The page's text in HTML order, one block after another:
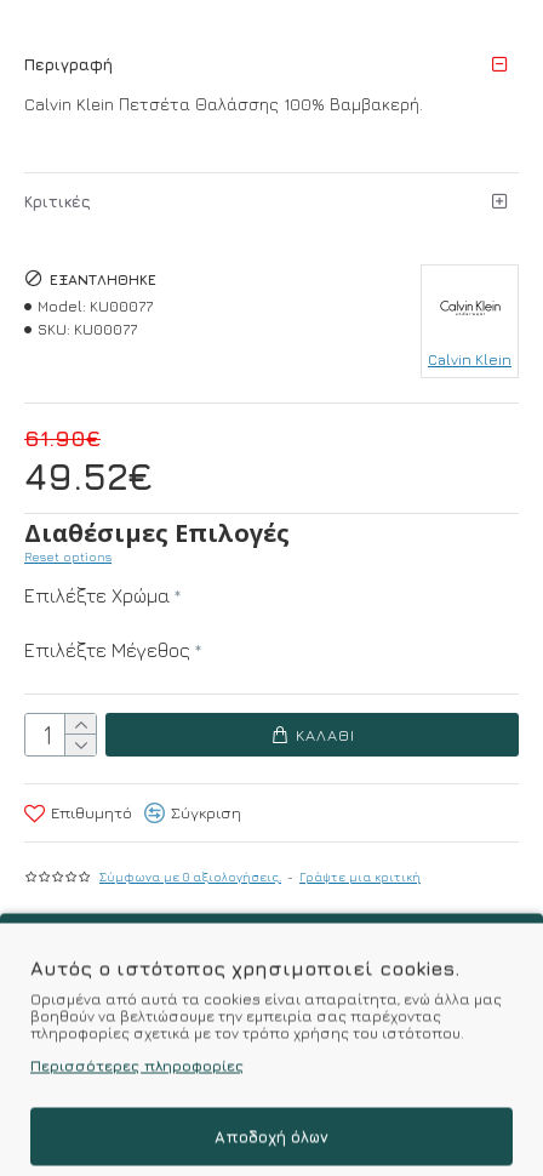
Περιγραφή
Calvin Klein Πετσέτα Θαλάσσης 100% Βαμβακερή.
Κριτικές
Σύμφωνα με 0 αξιολογήσεις. - Γράψτε μια κριτική
49.52€
61.90€
ΕΞΑΝΤΛΉΘΗΚΕ
Model: KU00077
SKU: KU00077
Calvin Klein
Διαθέσιμες Επιλογές
Reset options
Επιλέξτε Χρώμα
Επιλέξτε Μέγεθος
ΚΑΛΆΘΙ
Επιθυμητό Σύγκριση
Kalimeratzis Underwear : Προϊόντα Σχεδιασμένα για
Εσάς & Υφάσματα Υψηλής Ποιότητας για
Αξεπέραστη Αντοχή
Απολαύστε Υφάσματα Φιλικά Προς το Δέρμα & Ανώτερη
Ποιότητα σε Προσιτές τιμές
Αυτός ο ιστότοπος χρησιμοποιεί cookies.
Ορισμένα από αυτά τα cookies είναι απαραίτητα, ενώ άλλα μας
βοηθούν να βελτιώσουμε την εμπειρία σας παρέχοντας
πληροφορίες σχετικά με τον τρόπο χρήσης του ιστότοπου.
Περισσότερες πληροφορίες
Αποδοχή όλων